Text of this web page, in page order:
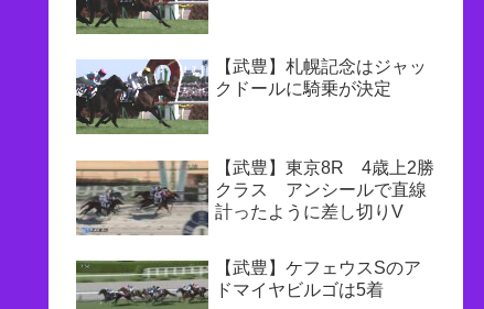
【武豊】札幌記念はジャッ
クドールに騎乗が決定
【武豊】東京8R 4歳上2勝
クラス アンシールで直線
計ったように差し切りV
【武豊】ケフェウスSのア
ドマイヤビルゴは5着